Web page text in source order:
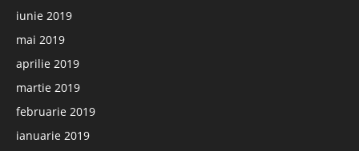
iunie 2019
mai 2019
aprilie 2019
martie 2019
februarie 2019
ianuarie 2019